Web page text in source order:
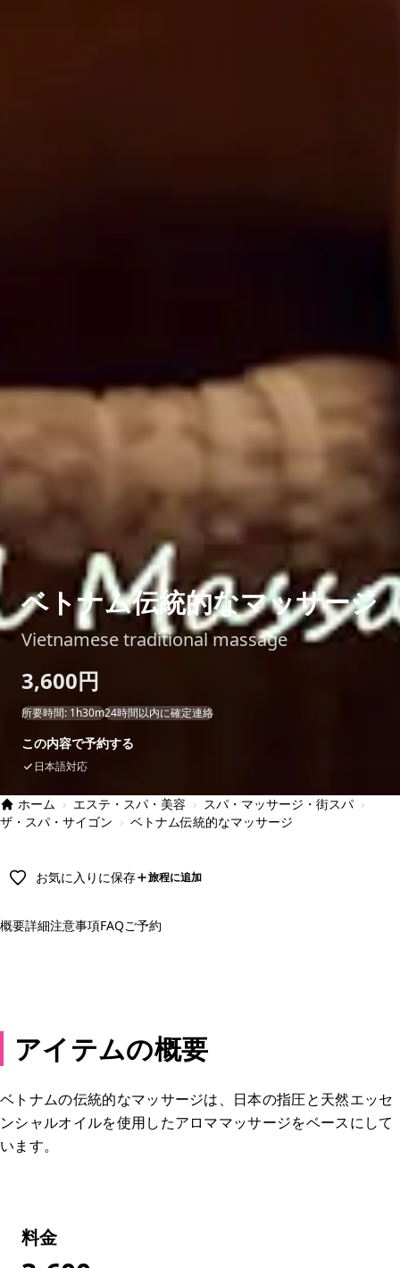
ベトナム伝統的なマッサージ
Vietnamese traditional massage
3,600円
所要時間: 1h30m24時間以内に確定連絡
この内容で予約する
日本語対応
ホーム › エステ・スパ・美容 › スパ・マッサージ・街スパ ›
ザ・スパ・サイゴン › ベトナム伝統的なマッサージ
お気に入りに保存 旅程に追加
概要詳細注意事項FAQご予約
アイテムの概要
ベトナムの伝統的なマッサージは、日本の指圧と天然エッセ
ンシャルオイルを使用したアロママッサージをベースにして
います。
料金